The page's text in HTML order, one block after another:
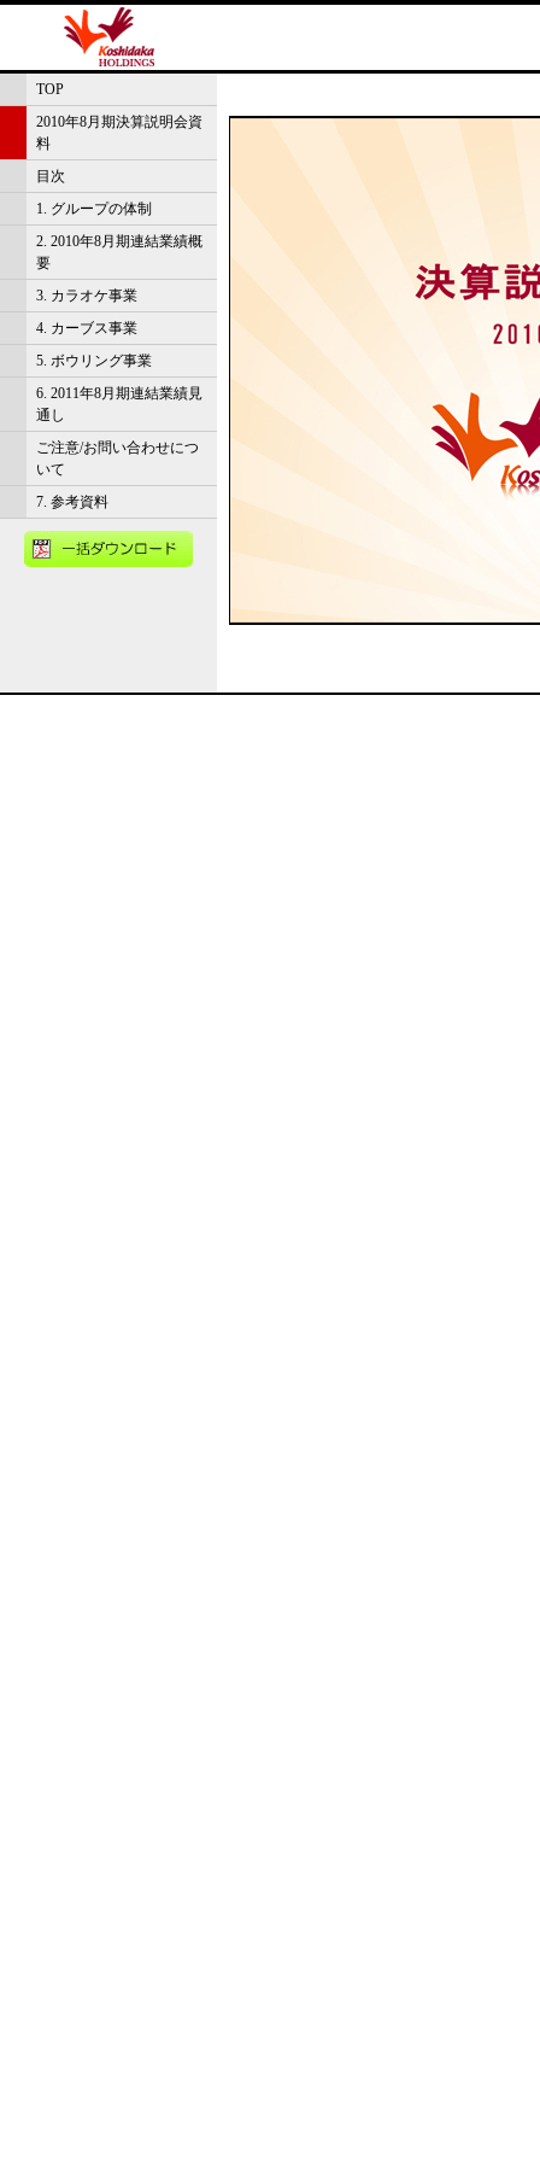
TOP
2010年8月期決算説明会資
料
目次
1. グループの体制
2. 2010年8月期連結業績概
要
3. カラオケ事業
4. カーブス事業
5. ボウリング事業
6. 2011年8月期連結業績見
通し
ご注意/お問い合わせにつ
いて
7. 参考資料